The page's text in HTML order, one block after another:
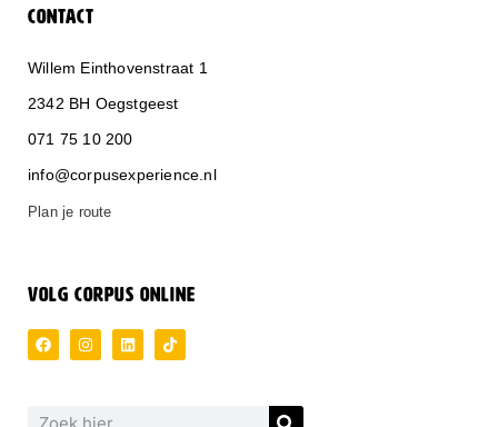
CONTACT
Willem Einthovenstraat 1
2342 BH Oegstgeest
071 75 10 200
info@corpusexperience.nl
Plan je route
VOLG CORPUS ONLINE